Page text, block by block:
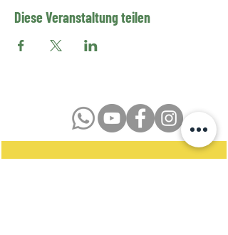
Diese Veranstaltung teilen